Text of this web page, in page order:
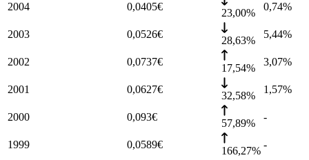
2004 0,0405€
23,00%
0,74%
2003 0,0526€
28,63%
5,44%
2002 0,0737€
17,54%
3,07%
2001 0,0627€
32,58%
1,57%
2000 0,093€
57,89%
-
1999 0,0589€
166,27%
-